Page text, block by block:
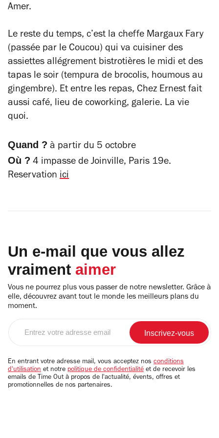
Amer.
Le reste du temps, c’est la cheffe Margaux Fary
(passée par le Coucou) qui va cuisiner des
assiettes allégrement bistrotières le midi et des
tapas le soir (tempura de brocolis, houmous au
gingembre). Et entre les repas, Chez Ernest fait
aussi café, lieu de coworking, galerie. La vie
quoi.
Quand ? à partir du 5 octobre
Où ? 4 impasse de Joinville, Paris 19e.
Reservation ici
Un e-mail que vous allez
vraiment aimer
Vous ne pourrez plus vous passer de notre newsletter. Grâce à
elle, découvrez avant tout le monde les meilleurs plans du
moment.
email
En entrant votre adresse mail, vous acceptez nos conditions
d'utilisation et notre politique de confidentialité et de recevoir les
emails de Time Out à propos de l'actualité, évents, offres et
promotionnelles de nos partenaires.